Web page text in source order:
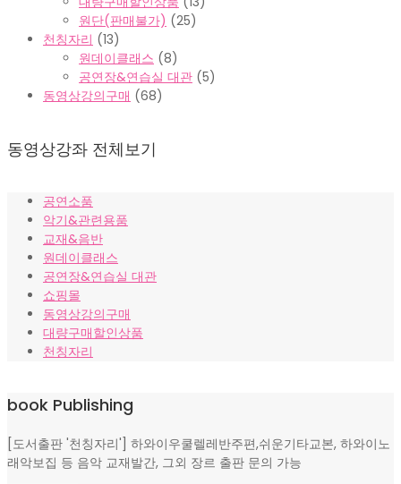
원단(판매불가) (25)
천칭자리 (13)
원데이클래스 (8)
공연장&연습실 대관 (5)
동영상강의구매 (68)
동영상강좌 전체보기
공연소품
악기&관련용품
교재&음반
원데이클래스
공연장&연습실 대관
쇼핑몰
동영상강의구매
대량구매할인상품
천칭자리
book Publishing
[도서출판 '천칭자리'] 하와이우쿨렐레반주편,쉬운기타교본, 하와이노
래악보집 등 음악 교재발간, 그외 장르 출판 문의 가능